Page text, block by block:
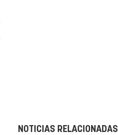
NOTICIAS RELACIONADAS